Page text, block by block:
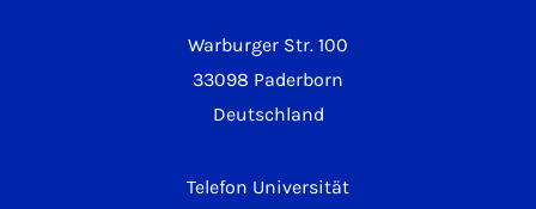
Warburger Str. 100
33098 Paderborn
Deutschland
Telefon Universität